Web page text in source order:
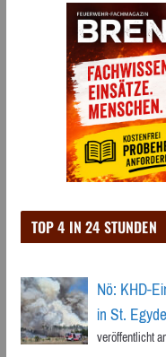
TOP 4 IN 24 STUNDEN
Nö: KHD-
in St.
veröffentlicht